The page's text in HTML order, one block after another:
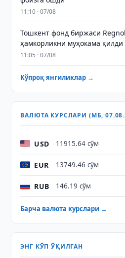
11:10 · 07/08
Тошкент фонд биржаси
ҳамкорликни муҳокама қилди
11:05 · 07/08
Кўпроқ янгиликлар →
ВАЛЮТА КУРСЛАРИ (МБ,
USD 11915.64 сўм
EUR 13749.46 сўм
RUB 146.19 сўм
Барча валюта курслари →
ЭНГ КЎП ЎҚИЛГАН